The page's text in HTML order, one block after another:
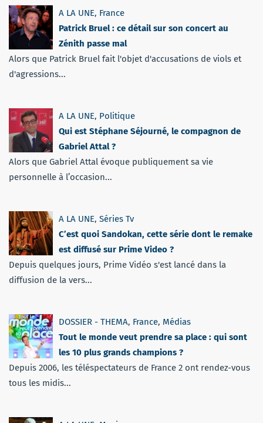
A LA UNE, France
Patrick Bruel : ce détail sur son concert au
Zénith passe mal
Alors que Patrick Bruel fait l'objet d'accusations de viols et
d'agressions...
A LA UNE, Politique
Qui est Stéphane Séjourné, le compagnon de
Gabriel Attal ?
Alors que Gabriel Attal évoque publiquement sa vie
personnelle à l’occasion...
A LA UNE, Séries Tv
C’est quoi Sandokan, cette série dont le remake
est diffusé sur Prime Video ?
Depuis quelques jours, Prime Vidéo s'est lancé dans la
diffusion de la vers...
DOSSIER - THEMA, France, Médias
Tout le monde veut prendre sa place : qui sont
les 10 plus grands champions ?
Depuis 2006, les téléspectateurs de France 2 ont rendez-vous
tous les midis...